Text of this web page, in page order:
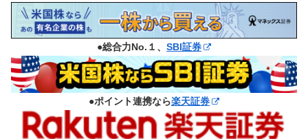
●総合力No.１、 SBI証券
●ポイント連携なら楽天証券